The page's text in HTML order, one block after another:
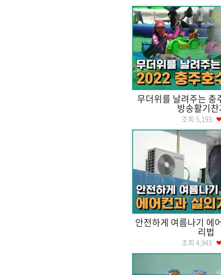
무더위를 날려주는 충
방송활기
조회 5,193
안전하게 여름나기 에
리법
조회 4,943